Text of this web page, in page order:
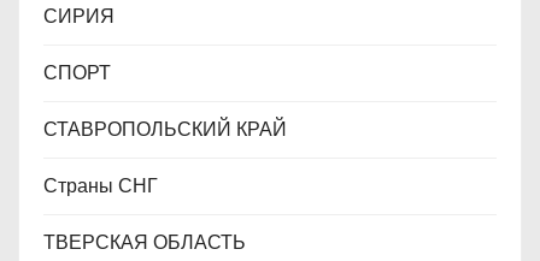
СИРИЯ
СПОРТ
СТАВРОПОЛЬСКИЙ КРАЙ
Страны СНГ
ТВЕРСКАЯ ОБЛАСТЬ